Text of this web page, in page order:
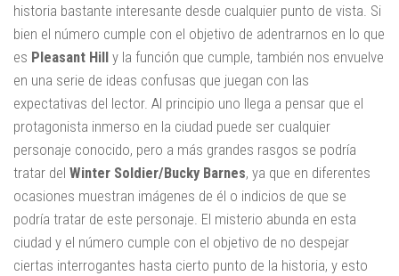
historia bastante interesante desde cualquier punto de vista. Si
bien el número cumple con el objetivo de adentrarnos en lo que
es Pleasant Hill y la función que cumple, también nos envuelve
en una serie de ideas confusas que juegan con las
expectativas del lector. Al principio uno llega a pensar que el
protagonista inmerso en la ciudad puede ser cualquier
personaje conocido, pero a más grandes rasgos se podría
tratar del Winter Soldier/Bucky Barnes, ya que en diferentes
ocasiones muestran imágenes de él o indicios de que se
podría tratar de este personaje. El misterio abunda en esta
ciudad y el número cumple con el objetivo de no despejar
ciertas interrogantes hasta cierto punto de la historia, y esto